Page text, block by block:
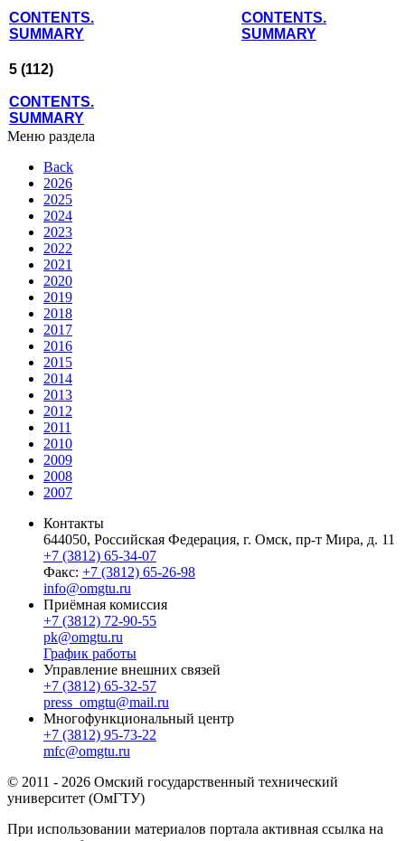
CONTENTS.
SUMMARY
CONTENTS.
SUMMARY
5 (112)
CONTENTS.
SUMMARY
Меню раздела
Back
2026
2025
2024
2023
2022
2021
2020
2019
2018
2017
2016
2015
2014
2013
2012
2011
2010
2009
2008
2007
Контакты
644050, Российская Федерация, г. Омск, пр-т Мира, д. 11
+7 (3812) 65-34-07
Факс: +7 (3812) 65-26-98
info@omgtu.ru
Приёмная комиссия
+7 (3812) 72-90-55
pk@omgtu.ru
График работы
Управление внешних связей
+7 (3812) 65-32-57
press_omgtu@mail.ru
Многофункциональный центр
+7 (3812) 95-73-22
mfc@omgtu.ru
© 2011 - 2026 Омский государственный технический
университет (ОмГТУ)
При использовании материалов портала активная ссылка на